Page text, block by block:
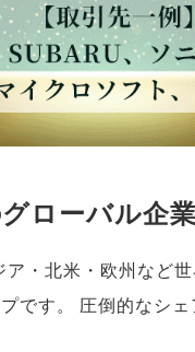
ローバル企
ア・北米・欧州など
です。 圧倒的なシェ